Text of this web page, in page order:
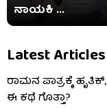
ನಾಯಕಿ ...
Latest Articles
ರಾಮನ ಪಾತ್ರಕ್ಕೆ
ಈ ಕಥೆ ಗೊತ್ತಾ?